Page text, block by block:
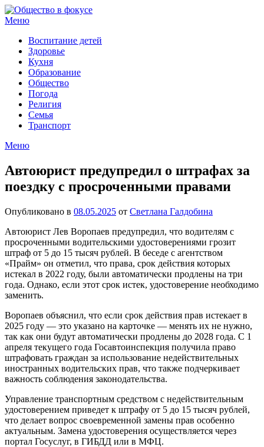
Перейти
к
Меню
Воспитание детей
Здоровье
Кухня
Образование
Общество
Погода
Религия
Семья
Транспорт
Меню
Автоюрист предупредил о штрафах за
поездку с просроченными правами
Опубликовано в 08.05.2025 от Светлана Галдобина
Автоюрист Лев Воропаев предупредил, что водителям с
просроченными водительскими удостоверениями грозит
штраф от 5 до 15 тысяч рублей. В беседе с агентством
«Прайм» он отметил, что права, срок действия которых
истекал в 2022 году, были автоматически продлены на три
года. Однако, если этот срок истек, удостоверение необходимо
заменить.
Воропаев объяснил, что если срок действия прав истекает в
2025 году — это указано на карточке — менять их не нужно,
так как они будут автоматически продлены до 2028 года. С 1
апреля текущего года Госавтоинспекция получила право
штрафовать граждан за использование недействительных
иностранных водительских прав, что также подчеркивает
важность соблюдения законодательства.
Управление транспортным средством с недействительным
удостоверением приведет к штрафу от 5 до 15 тысяч рублей,
что делает вопрос своевременной замены прав особенно
актуальным. Замена удостоверения осуществляется через
портал Госуслуг, в ГИБДД или в МФЦ.